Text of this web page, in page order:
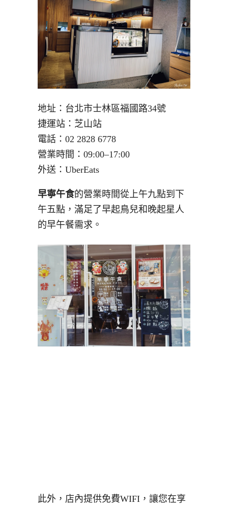
地址：台北市士林區福國路34號
捷運站：芝山站
電話： 02 2828 6778
營業時間：09:00–17:00
外送：UberEats
早寧午食的營業時間從上午九點到下
午五點，滿足了早起鳥兒和晚起星人
的早午餐需求。
此外，店內提供免費WIFI，讓您在享